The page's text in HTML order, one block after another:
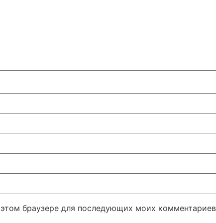
браузере для последующих моих